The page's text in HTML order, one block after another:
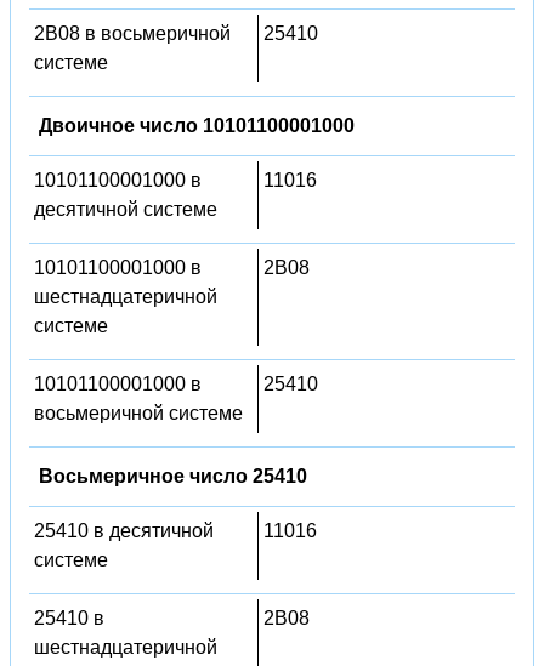
2B08 в восьмеричной
системе
25410
Двоичное число 10101100001000
10101100001000 в
десятичной системе
11016
10101100001000 в
шестнадцатеричной
системе
2B08
10101100001000 в
восьмеричной системе
25410
Восьмеричное число 25410
25410 в десятичной
системе
11016
25410 в
шестнадцатеричной
2B08